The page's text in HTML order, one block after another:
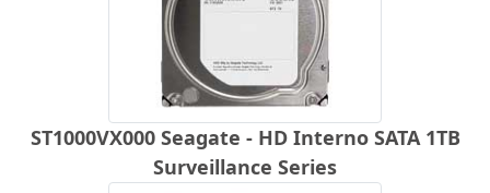
ST1000VX000 Seagate - HD Interno SATA 1TB
Surveillance Series